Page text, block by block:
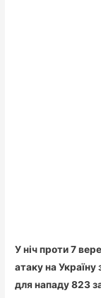
У ніч проти 7
атаку на Україну
для нападу 823